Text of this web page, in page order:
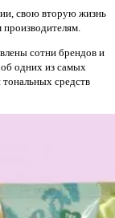
свою вторую жизнь
сотни брендов и
одних из самых
средств